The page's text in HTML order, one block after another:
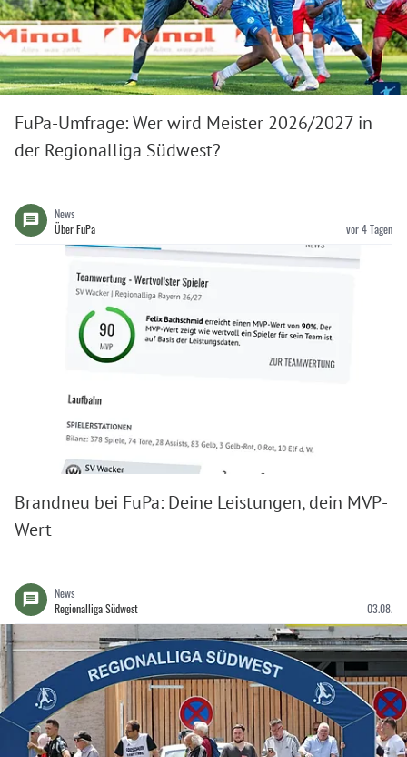
FuPa-Umfrage: Wer wird Meister 2026/2027 in
der Regionalliga Südwest?
News
Über FuPa
vor 4 Tagen
Brandneu bei FuPa: Deine Leistungen, dein MVP-
Wert
News
Regionalliga Südwest
03.08.